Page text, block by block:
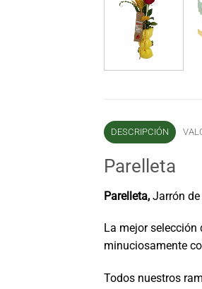
DESCRIPCIÓN
Parelleta
Parelleta, Jarrón
La mejor
minuciosamente
Todos nuestros